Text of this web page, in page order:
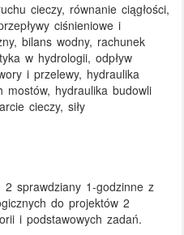
cieczy, równanie ciągłości,
ciśnieniowe i
bilans wodny, rachunek
w hydrologii, odpływ
i przelewy, hydraulika
mostów, hydraulika budowli
cieczy, siły
sprawdziany 1-godzinne z
do projektów 2
i podstawowych zadań.